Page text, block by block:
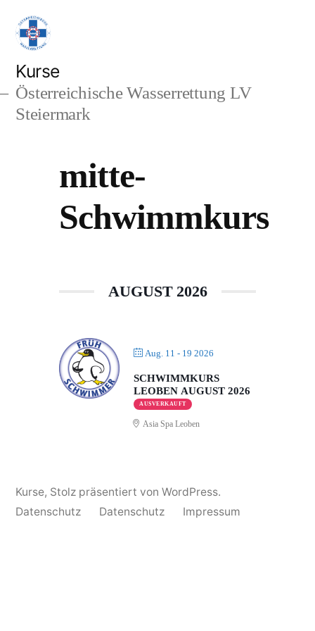
Zum
Inhalt
springen
Kurse
Österreichische Wasserrettung LV
Steiermark
mitte-
Schwimmkurs
AUGUST 2026
Aug. 11 - 19 2026
SCHWIMMKURS
LEOBEN AUGUST 2026
AUSVERKAUFT
Asia Spa Leoben
Kurse, Stolz präsentiert von WordPress.
Datenschutz
Datenschutz Impressum